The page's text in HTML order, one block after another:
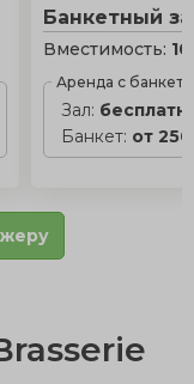
Банкетный
Вместимость:
Аренда с
Зал:
Банкет: от